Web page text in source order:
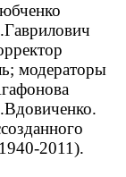
модераторы
2011).